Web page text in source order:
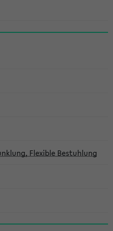
Flexible Bestuhlung